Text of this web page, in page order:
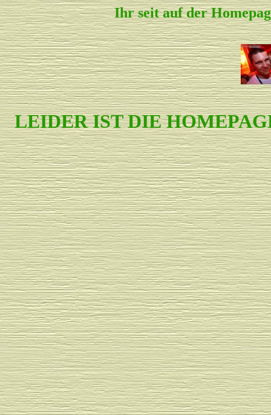
Ihr seit auf der
LEIDER IST DIE